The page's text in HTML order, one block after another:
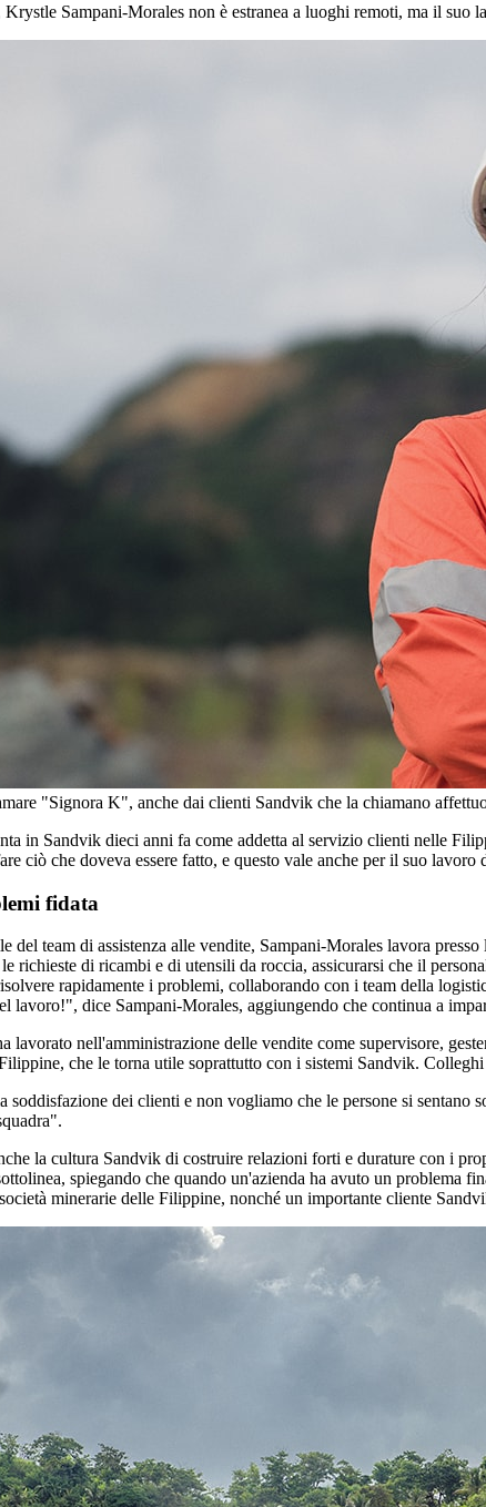
Krystle Sampani-Morales non è estranea a luoghi remoti, ma il
"Signora K", anche dai clienti Sandvik che la chiamano
in Sandvik dieci anni fa come addetta al servizio clienti nelle
ciò che doveva essere fatto, e questo vale anche per il suo lavoro
fidata
del team di assistenza alle vendite, Sampani-Morales lavora
richieste di ricambi e di utensili da roccia, assicurarsi che il
rapidamente i problemi, collaborando con i team della
lavoro!", dice Sampani-Morales, aggiungendo che continua a
lavorato nell'amministrazione delle vendite come supervisore,
che le torna utile soprattutto con i sistemi Sandvik.
soddisfazione dei clienti e non vogliamo che le persone si
la cultura Sandvik di costruire relazioni forti e durature con i
spiegando che quando un'azienda ha avuto un problema
minerarie delle Filippine, nonché un importante cliente